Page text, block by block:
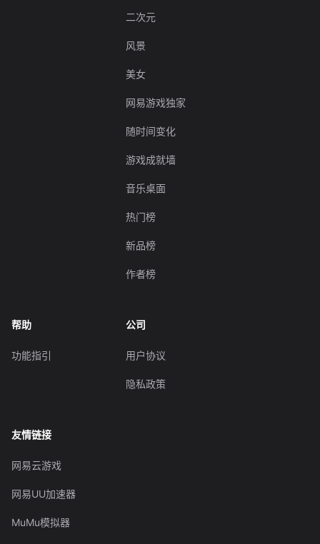
二次元
风景
美女
网易游戏独家
随时间变化
游戏成就墙
音乐桌面
热门榜
新品榜
作者榜
帮助
功能指引
公司
用户协议
隐私政策
友情链接
网易云游戏
网易UU加速器
MuMu模拟器